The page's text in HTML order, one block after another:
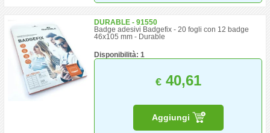
DURABLE - 91550
Badge adesivi Badgefix - 20 fogli con 12 badge
46x105 mm - Durable
Disponibilità: 1
€40,61
Aggiungi